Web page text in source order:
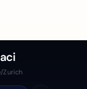
Zurich